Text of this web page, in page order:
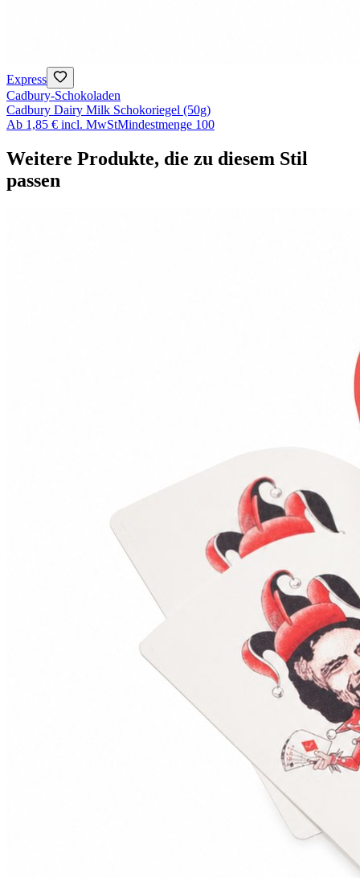
Express
Cadbury-Schokoladen
Cadbury Dairy Milk Schokoriegel (50g)
Ab 1,85 € incl. MwStMindestmenge 100
Weitere Produkte, die zu diesem Stil
passen